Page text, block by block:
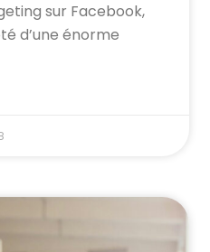
sur Facebook,
d’une énorme